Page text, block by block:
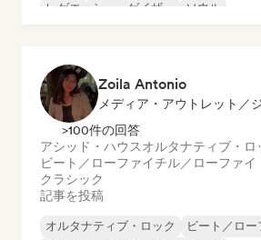
レゲエ
シューゲイザー ソウル
Zoila Antonio
メディア・アウトレット／
>100件の回答
アシッド・ハウスオルタナティブ・ロ
ビート／ローファイチル／ローファ
クラシック
記事を投稿
オルタナティブ・ロック
ビート／ロー